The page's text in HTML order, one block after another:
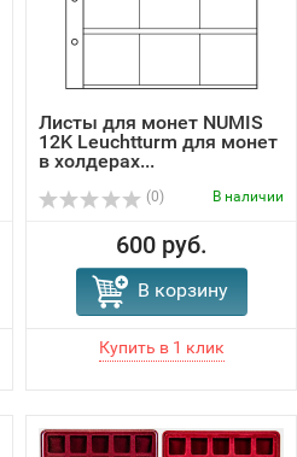
Листы для монет NUMIS
12K Leuchtturm для монет
в холдерах...
(0) В наличии
600 руб.
В корзину